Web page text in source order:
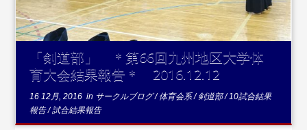
「剣道部」 ＊第66回九州地区大学体
育大会結果報告＊ 2016.12.12
16 12月, 2016 in サークルブログ/体育会系/剣道部/10試合結果
報告/試合結果報告